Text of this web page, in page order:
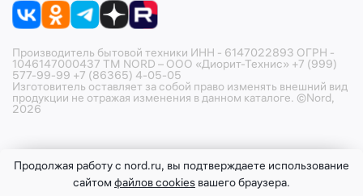
Производитель бытовой техники ИНН - 6147022893 ОГРН -
1046147000437 ТМ NORD – ООО «Диорит-Технис» +7 (999)
577-99-99 +7 (86365) 4-05-05
Изготовитель оставляет за собой право изменять внешний вид
продукции не отражая изменения в данном каталоге. ©Nord,
2026
Продолжая работу с nord.ru, вы подтверждаете использование
сайтом файлов cookies вашего браузера.